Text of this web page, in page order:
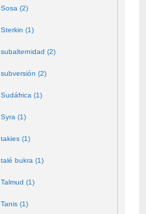
Sosa (2)
Sterkin (1)
subalternidad (2)
subversión (2)
Sudáfrica (1)
Syra (1)
takies (1)
talé bukra (1)
Talmud (1)
Tanis (1)